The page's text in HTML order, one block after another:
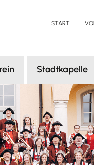
START
Stadtkapelle
Über uns
Aktuelles
Termine
Dirigent
Register